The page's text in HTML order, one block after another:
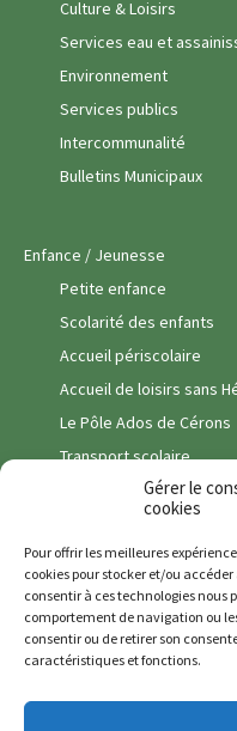
Gérer le
cookies
Pour offrir les meilleures
cookies pour stocker et/ou
consentir à ces technologies nous
comportement de navigation ou
consentir ou de retirer son
caractéristiques et fonctions.
Culture & Loisirs
Services eau et
Environnement
Services publics
Intercommunalité
Bulletins Municipaux
Enfance / Jeunesse
Petite enfance
Scolarité des enfants
Accueil périscolaire
Accueil de loisirs sans
Le Pôle Ados de Cérons
Transport scolaire
Commerces
Pôle santé
Entreprises & Artisans
Services
Viticulture